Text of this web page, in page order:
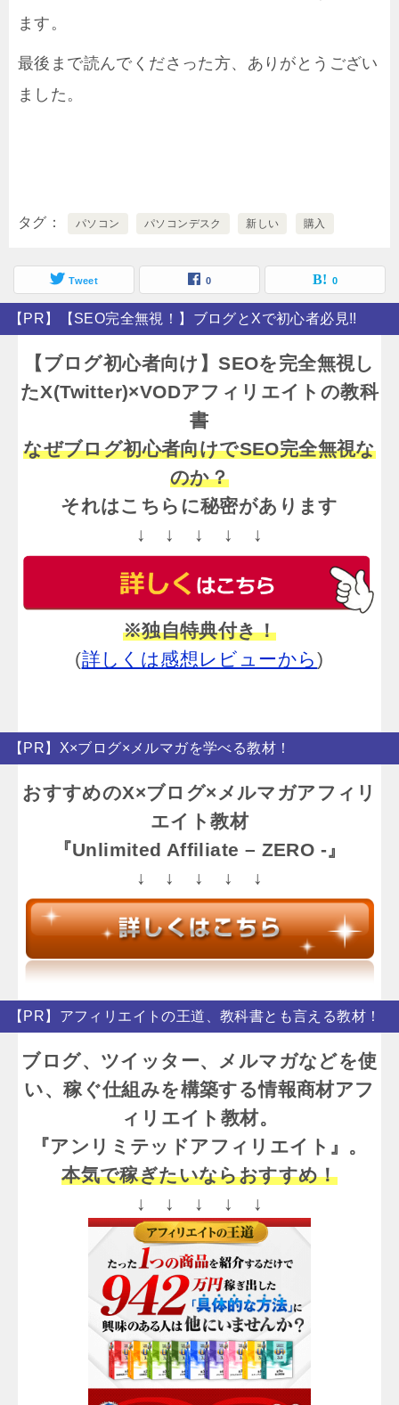
ます。
最後まで読んでくださった方、ありがとうござい
ました。
タグ パソコン パソコンデスク 新しい 購入
Tweet 0 0
【PR】【SEO完全無視！】ブログとXで初心者必見!!
【ブログ初心者向け】SEOを完全無視し
たX(Twitter)×VODアフィリエイトの教科
書
なぜブログ初心者向けでSEO完全無視な
のか？
それはこちらに秘密があります
↓ ↓ ↓ ↓ ↓
※独自特典付き！
(詳しくは感想レビューから)
【PR】X×ブログ×メルマガを学べる教材！
おすすめのX×ブログ×メルマガアフィリ
エイト教材
『Unlimited Affiliate – ZERO -』
↓ ↓ ↓ ↓ ↓
【PR】アフィリエイトの王道、教科書とも言える教材！
ブログ、ツイッター、メルマガなどを使
い、稼ぐ仕組みを構築する情報商材アフ
ィリエイト教材。
『アンリミテッドアフィリエイト』。
本気で稼ぎたいならおすすめ！
↓ ↓ ↓ ↓ ↓